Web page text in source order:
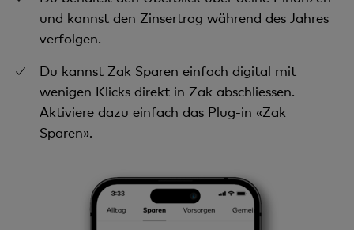
und kannst den Zinsertrag während des Jahres
verfolgen.
Du kannst Zak Sparen einfach digital mit
wenigen Klicks direkt in Zak abschliessen.
Aktiviere dazu einfach das Plug-in «Zak
Sparen».